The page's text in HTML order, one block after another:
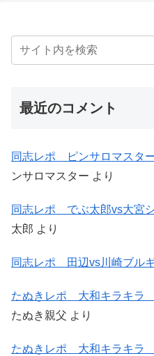
最近のコメント
同志レポ ピンサロマスタ
ンサロマスター より
同志レポ でぶ太郎vs大宮
太郎 より
同志レポ 田辺vs川崎ブル
たぬきレポ 大和キラキラ
たぬき親父 より
たぬきレポ 大和キラキラ